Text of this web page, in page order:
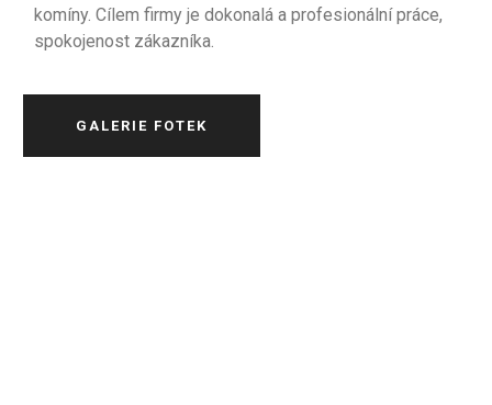
komíny. Cílem firmy je dokonalá a profesionální práce,
spokojenost zákazníka.
GALERIE FOTEK